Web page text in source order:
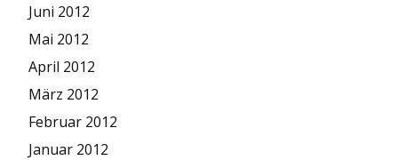
Juni 2012
Mai 2012
April 2012
März 2012
Februar 2012
Januar 2012